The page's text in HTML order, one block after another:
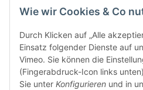
Wie wir Cookies & Co
Durch Klicken auf „Alle
Einsatz folgender Dienste auf
Vimeo. Sie können die
(Fingerabdruck-Icon links
Sie unter Konfigurieren und in
Bitte senden Sie mir entsprechend Ihrer
jederzeit widerruflich Informationen zu
Newsletter abonieren und5%
nächsten Einkauf. Den Gutschein
erfolgreichen